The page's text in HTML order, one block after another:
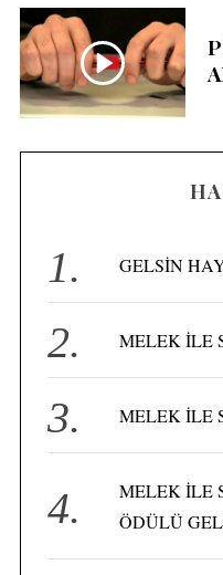
GELSİN
MELEK İLE
MELEK İLE
MELEK İLE
ÖDÜLÜ
a